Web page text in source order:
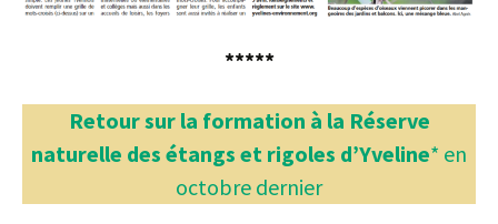
*****
Retour sur la formation à la Réserve
naturelle des étangs et rigoles d’Yveline* en
octobre dernier